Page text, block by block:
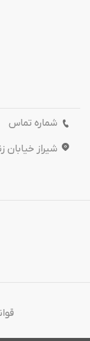
شماره تماس
شیراز خیابان